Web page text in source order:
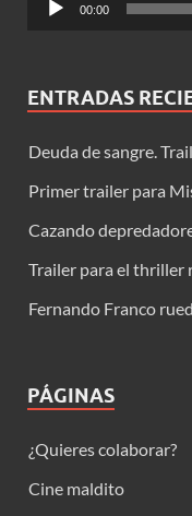
00:00
ENTRADAS
Deuda de sangre.
Primer trailer para
Cazando
Trailer para el thriller
Fernando Franco
PÁGINAS
¿Quieres colaborar?
Cine maldito